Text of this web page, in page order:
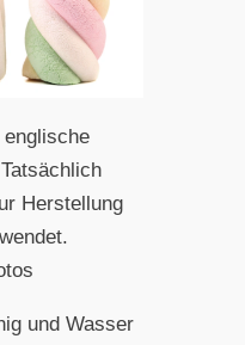
Herstellung
und Wasser